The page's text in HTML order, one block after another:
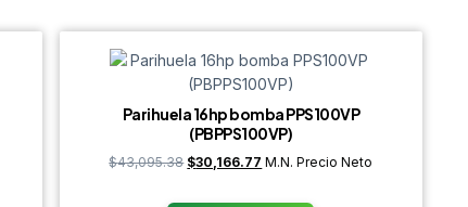
Parihuela 16hp bomba PPS100VP
(PBPPS100VP)
$43,095.38 $30,166.77 M.N. Precio Neto